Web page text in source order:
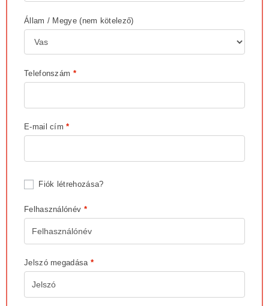
Állam / Megye(nem kötelező)
Telefonszám *
E-mail cím*
Fiók létrehozása?
Felhasználónév *
Jelszó megadása *